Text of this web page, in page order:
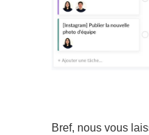
Bref, nous vous